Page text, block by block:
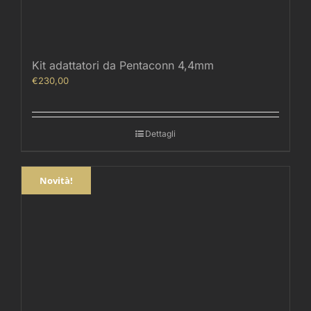
Kit adattatori da Pentaconn 4,4mm
€230,00
Dettagli
Novità!